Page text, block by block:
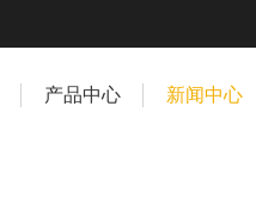
产品中心 新闻中心